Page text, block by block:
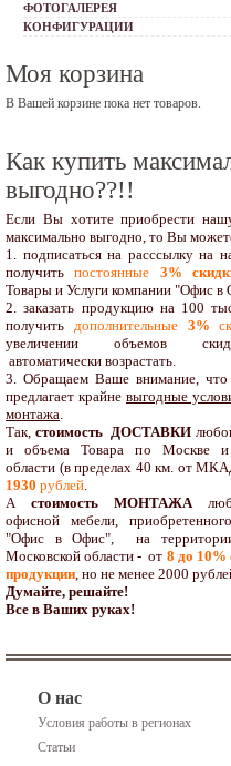
ФОТОГАЛЕРЕЯ
КОНФИГУРАЦИИ
Моя корзина
В Вашей корзине пока нет товаров.
Как купить
выгодно??!!
Если Вы хотите приобрести
максимально выгодно, то Вы
1. подписаться на расссылку на
получитьпостоянные 3%
Товары и Услуги компании "Офис в
2. заказать продукцию на 100
получить дополнительные3%
увеличении объемов
автоматически возрастать.
3. Обращаем Ваше внимание, что
предлагает крайне выгодные
монтажа.
Так, стоимость ДОСТАВКИ
и объема Товара по Москве и
области (в пределах 40 км. от
1930 рублей.
А стоимость МОНТАЖА
офисной мебели,
"Офис в Офис", на
Московской области - от 8 до 10%
продукции, но не менее 2000
Думайте, решайте!
Все в Ваших руках!
О нас
Условия работы в регионах
Статьи